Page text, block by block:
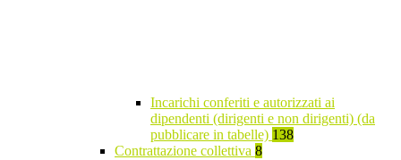
Incarichi conferiti e autorizzati ai
dipendenti (dirigenti e non dirigenti) (da
pubblicare in tabelle) 138
Contrattazione collettiva 8